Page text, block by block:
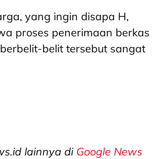
yang ingin disapa H,
proses penerimaan berkas
belit tersebut sangat
lainnya di Google News